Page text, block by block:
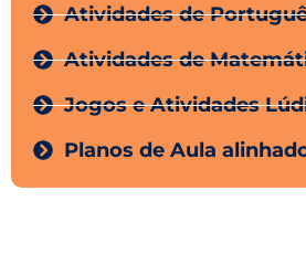
Atividades de
Atividades de
Jogos e Atividades
Planos de Aula